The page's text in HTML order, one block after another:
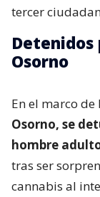
tercer
Osorno
En el marco
Osorno, se
hombre
tras ser
cannabis al